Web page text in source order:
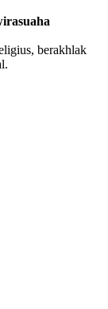
berakhlak